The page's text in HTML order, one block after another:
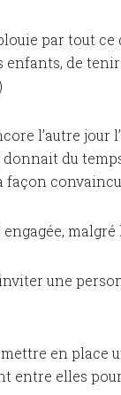
par tout ce
enfants, de
l’autre jour
donnait du
façon
une
en place
entre elles